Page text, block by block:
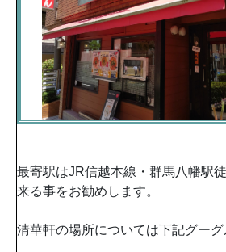
最寄駅はJR信越本線・群馬八幡駅
来る事をお勧めします。
清華軒の場所については下記グー